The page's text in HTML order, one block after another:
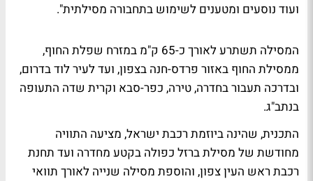
ועוד נוסעים ומטענים לשימוש בתחבורה מסילתית".
המסילה תשתרע לאורך כ-65 ק"מ במזרח שפלת החוף,
ממסילת החוף באזור פרדס-חנה בצפון, ועד לעיר לוד בדרום,
ובדרכה תעבור בחדרה, טירה, כפר-סבא וקרית שדה התעופה
בנתב"ג.
התכנית, שהינה ביוזמת רכבת ישראל, מציעה התוויה
מחודשת של מסילת ברזל כפולה בקטע מחדרה ועד תחנת
רכבת ראש העין צפון, והוספת מסילה שנייה לאורך תוואי